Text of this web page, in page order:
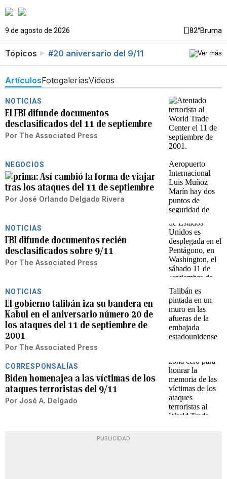
9 de agosto de 2026 82°Bruma
Tópicos #20 aniversario del 9/11
ArtículosFotogaleríasVídeos
NOTICIAS
El FBI difunde documentos
desclasificados del 11 de septiembre
Por The Associated Press
NEGOCIOS
Así cambió la forma de viajar
tras los ataques del 11 de septiembre
Por José Orlando Delgado Rivera
NOTICIAS
FBI difunde documentos recién
desclasificados sobre 9/11
Por The Associated Press
NOTICIAS
El gobierno talibán iza su bandera en
Kabul en el aniversario número 20 de
los ataques del 11 de septiembre de
2001
Por The Associated Press
CORRESPONSALÍAS
Biden homenajea a las víctimas de los
ataques terroristas del 9/11
Por José A. Delgado
PUBLICIDAD